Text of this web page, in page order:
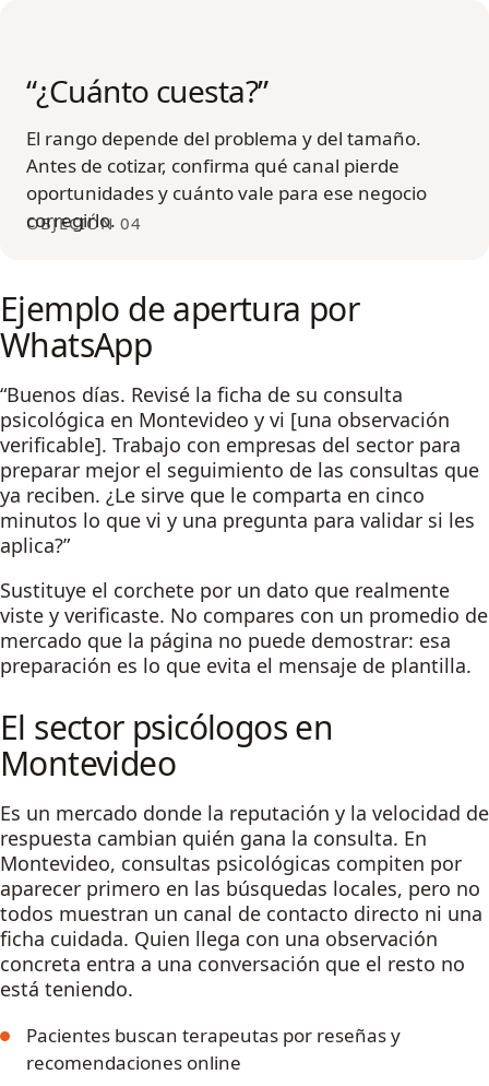
OBJECIÓN 04
“¿Cuánto cuesta?”
El rango depende del problema y del tamaño.
Antes de cotizar, confirma qué canal pierde
oportunidades y cuánto vale para ese negocio
corregirlo.
Ejemplo de apertura por
WhatsApp
“Buenos días. Revisé la ficha de su consulta
psicológica en Montevideo y vi [una observación
verificable]. Trabajo con empresas del sector para
preparar mejor el seguimiento de las consultas que
ya reciben. ¿Le sirve que le comparta en cinco
minutos lo que vi y una pregunta para validar si les
aplica?”
Sustituye el corchete por un dato que realmente
viste y verificaste. No compares con un promedio de
mercado que la página no puede demostrar: esa
preparación es lo que evita el mensaje de plantilla.
El sector psicólogos en
Montevideo
Es un mercado donde la reputación y la velocidad de
respuesta cambian quién gana la consulta. En
Montevideo, consultas psicológicas compiten por
aparecer primero en las búsquedas locales, pero no
todos muestran un canal de contacto directo ni una
ficha cuidada. Quien llega con una observación
concreta entra a una conversación que el resto no
está teniendo.
Pacientes buscan terapeutas por reseñas y
recomendaciones online